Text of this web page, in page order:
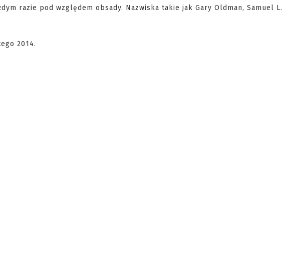
razie pod względem obsady. Nazwiska takie jak Gary Oldman, Samuel
2014.